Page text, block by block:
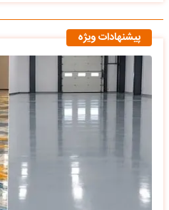
پیشنهادات ویژه